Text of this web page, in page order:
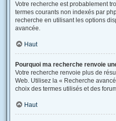
Votre recherche est probablement
termes courants non indexés par
recherche en utilisant les options
avancée.
Haut
Pourquoi ma recherche renvoie
Votre recherche renvoie plus de
Web. Utilisez la « Recherche
choix des termes utilisés et des
Haut